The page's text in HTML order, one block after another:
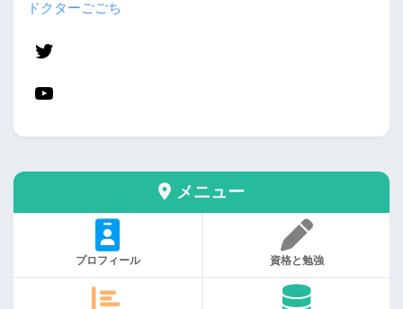
ドクターごごち
メニュー
プロフィール 資格と勉強